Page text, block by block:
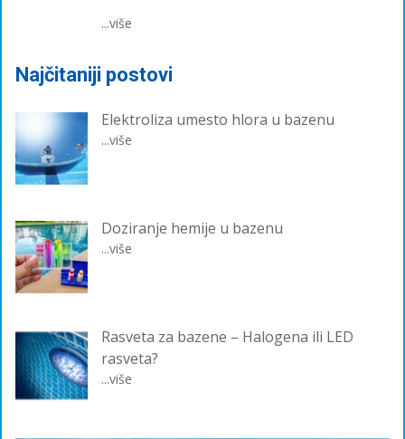
...više
Najčitaniji postovi
Elektroliza umesto hlora u bazenu
...više
Doziranje hemije u bazenu
...više
Rasveta za bazene – Halogena ili LED
rasveta?
...više